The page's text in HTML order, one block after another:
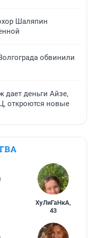
Шаляпин
обвинили
дает деньги Айзе,
откроются новые
ХуЛиГаНкА,
43